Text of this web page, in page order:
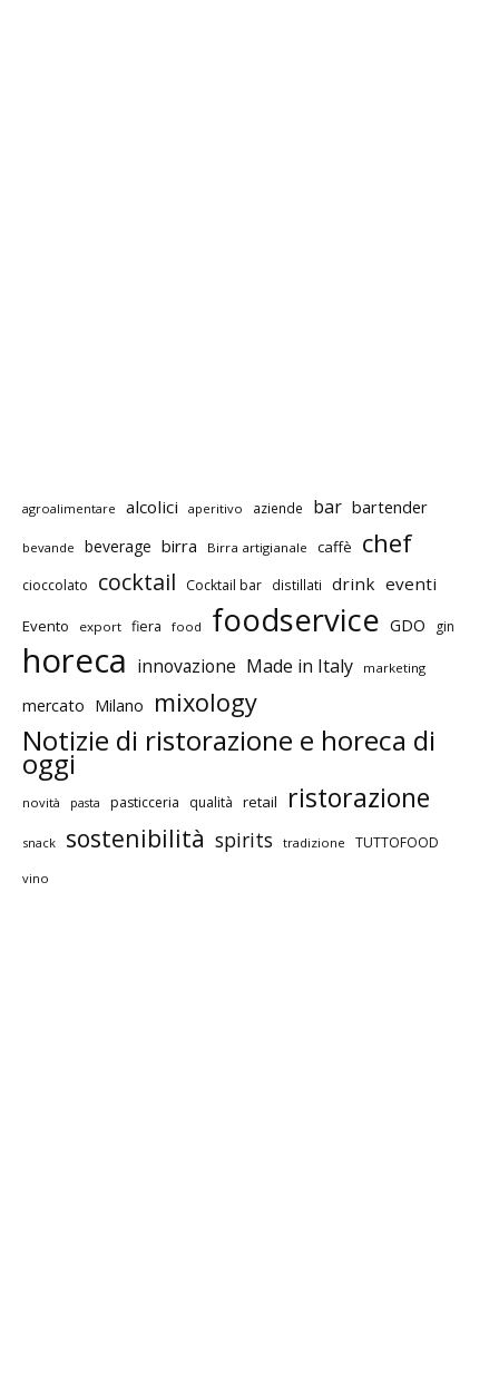
agroalimentare alcolici aperitivo aziende bar bartender
bevande beverage birra Birra artigianale caffè chef
cioccolato cocktail Cocktail bar distillati drink eventi
Evento export fiera food foodservice GDO gin
horeca innovazione Made in Italy marketing
mercato Milano mixology
Notizie di ristorazione e horeca di
oggi
novità pasta pasticceria qualità retail ristorazione
snack sostenibilità spirits tradizione TUTTOFOOD
vino